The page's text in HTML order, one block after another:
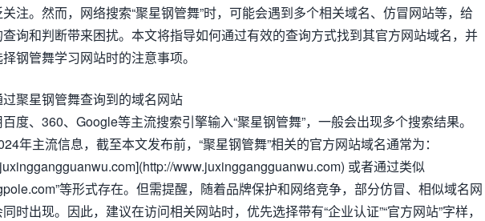
注。然而，网络搜索“聚星钢管舞”时，可能会遇到多个相关域名、仿冒网站等，给
查询和判断带来困扰。本文将指导如何通过有效的查询方式找到其官方网站域名，并
钢管舞学习网站时的注意事项。
聚星钢管舞查询到的域名网站
度、360、Google等主流搜索引擎输入“聚星钢管舞”，一般会出现多个搜索结果。
年主流信息，截至本文发布前，“聚星钢管舞”相关的官方网站域名通常为：
www.juxinggangguanwu.com) 或者通过类似
等形式存在。但需提醒，随着品牌保护和网络竞争，部分仿冒、相似域名网
时出现。因此，建议在访问相关网站时，优先选择带有“企业认证”“官方网站”字样，